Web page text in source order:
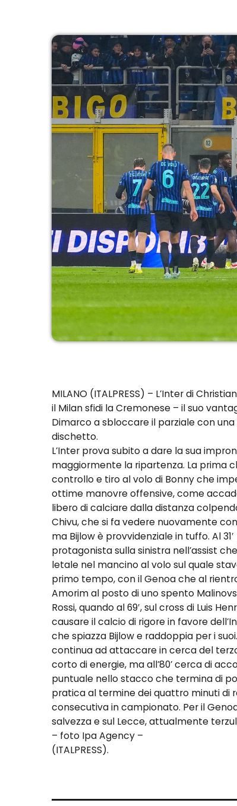
MILANO (ITALPRESS) – L’Inter di
il Milan sfidi la Cremonese – il suo
Dimarco a sbloccare il parziale con
dischetto.
L’Inter prova subito a dare la sua
maggiormente la ripartenza. La prima
controllo e tiro al volo di Bonny che
ottime manovre offensive, come
libero di calciare dalla distanza
Chivu, che si fa vedere nuovamente
ma Bijlow è provvidenziale in tuffo. Al
protagonista sulla sinistra nell’assist
letale nel mancino al volo sul quale
primo tempo, con il Genoa che al
Amorim al posto di uno spento
Rossi, quando al 69′, sul cross di Luis
causare il calcio di rigore in favore
che spiazza Bijlow e raddoppia per i
continua ad attaccare in cerca del
corto di energie, ma all’80’ cerca di
puntuale nello stacco che termina di
pratica al termine dei quattro minuti di
consecutiva in campionato. Per il
salvezza e sul Lecce, attualmente
– foto Ipa Agency –
(ITALPRESS).